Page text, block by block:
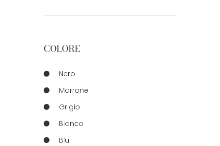
COLORE
Nero
Marrone
Grigio
Bianco
Blu